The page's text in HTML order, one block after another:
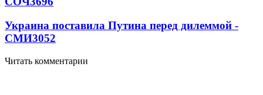
Украина поставила Путина перед дилеммой -
СМИ3052
Читать комментарии